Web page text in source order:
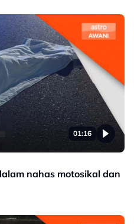
01:16
nahas motosikal dan